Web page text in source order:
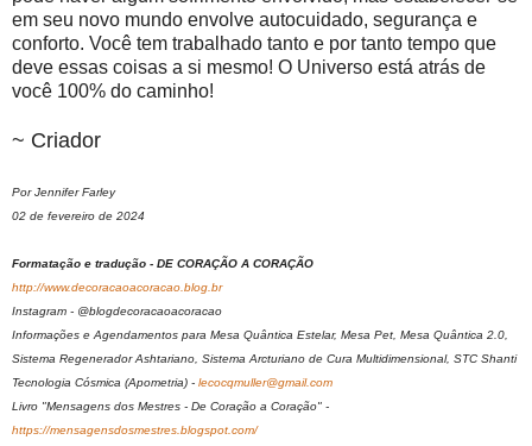
em seu novo mundo envolve autocuidado, segurança e
conforto. Você tem trabalhado tanto e por tanto tempo que
deve essas coisas a si mesmo! O Universo está atrás de
você 100% do caminho!
~ Criador
Por Jennifer Farley
02 de fevereiro de 2024
Formatação e tradução - DE CORAÇÃO A CORAÇÃO
http://www.decoracaoacoracao.blog.br
Instagram - @blogdecoracaoacoracao
Informações e Agendamentos para Mesa Quântica Estelar, Mesa Pet, Mesa Quântica 2.0,
Sistema Regenerador Ashtariano, Sistema Arcturiano de Cura Multidimensional, STC Shanti
Tecnologia Cósmica (Apometria) - lecocqmuller@gmail.com
Livro "Mensagens dos Mestres - De Coração a Coração" -
https://mensagensdosmestres.blogspot.com/